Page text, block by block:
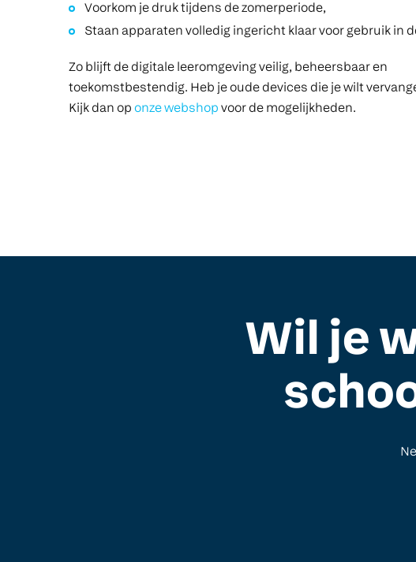
Voorkom je druk tijdens de zomerperiode,
Staan apparaten volledig ingericht klaar voor gebruik in
Zo blijft de digitale leeromgeving veilig, beheersbaar en
toekomstbestendig. Heb je oude devices die je wilt
Kijk dan op onze webshop voor de mogelijkheden.
Wil je